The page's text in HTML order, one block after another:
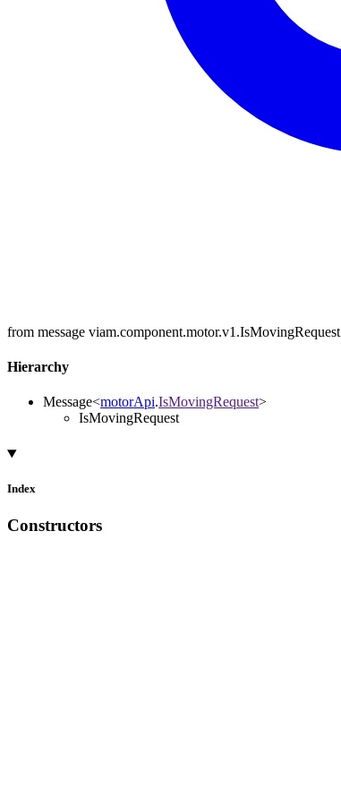
from message viam.component.motor.v1.IsMovingRequest
Hierarchy
Message<motorApi.IsMovingRequest>
IsMovingRequest
Index
Constructors